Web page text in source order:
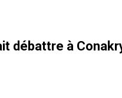
débattre à